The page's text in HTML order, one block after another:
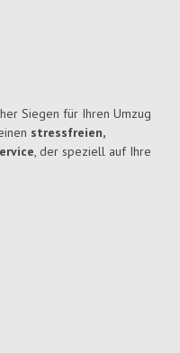
Siegen für Ihren Umzug
stressfreien,
, der speziell auf Ihre